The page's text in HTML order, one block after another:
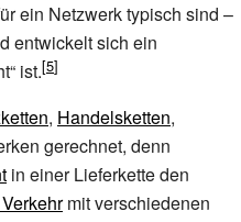
ein Netzwerk typisch sind –
entwickelt sich ein
ist.
, Handelsketten,
gerechnet, denn
in einer Lieferkette den
mit verschiedenen